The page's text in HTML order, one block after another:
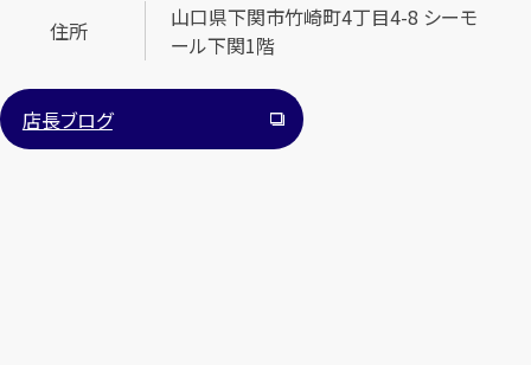
住所
山口県下関市竹崎町4丁目4-8 シーモ
ール下関1階
店長ブログ